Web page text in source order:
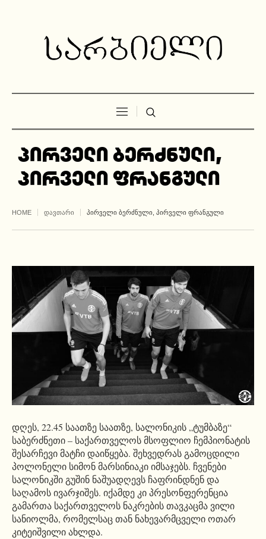
პირველი ბერძნული,
პირველი ფრანგული
HOME ᲓᲐᲕᲗᲐᲠᲘ ᲞᲘᲠᲕᲔᲚᲘ ᲑᲔᲠᲫᲜᲣᲚᲘ, ᲞᲘᲠᲕᲔᲚᲘ ᲤᲠᲐᲜᲒᲣᲚᲘ
დღეს, 22.45 საათზე საათზე, სალონიკის „ტუმბაზე“
საბერძნეთი – საქართველოს მსოფლიო ჩემპიონატის
შესარჩევი მატჩი დაიწყება. შეხვედრას გამოცდილი
პოლონელი სიმონ მარსინიაკი იმსაჯებს. ჩვენები
სალონიკში გუშინ ნაშუადღევს ჩაფრინდნენ და
საღამოს ივარჯიშეს. იქამდე კი პრესონფერენცია
გამართა საქართველოს ნაკრების თავკაცმა ვილი
სანიოლმა, რომელსაც თან ნახევარმცველი ოთარ
კიტეიშვილი ახლდა.